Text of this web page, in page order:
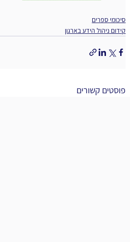
סיכומי ספרים
קידום ניהול הידע בארגון
פוסטים קשורים